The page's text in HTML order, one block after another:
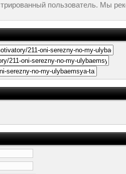
пользователь. Мы